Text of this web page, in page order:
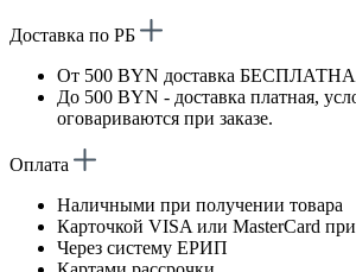
Доставка по РБ
От 500 BYN доставка
До 500 BYN - доставка платная,
оговариваются при заказе.
Оплата
Наличными при получении товара
Карточкой VISA или MasterCard
Через систему ЕРИП